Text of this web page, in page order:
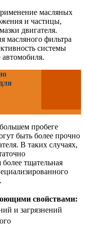
масляных
и частицы,
двигателя.
масляного фильтра
системы
пробеге
быть более прочно
В таких случаях,
тщательная
свойствами:
и загрязнений